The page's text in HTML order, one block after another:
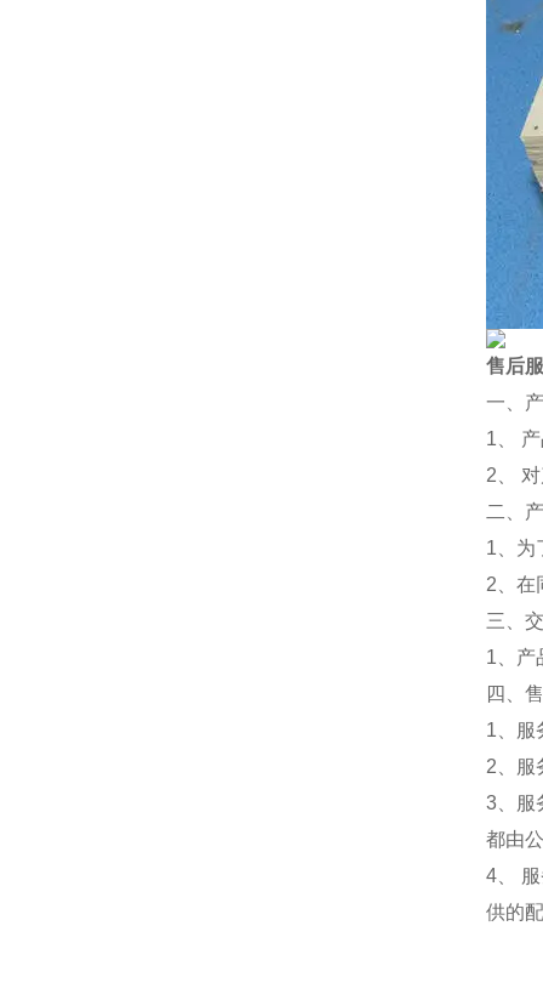
售后
一、
1、
2、
二、
1、为
2、在
三、
1、产
四、
1、服
2、服
3、服
都由
4、
供的